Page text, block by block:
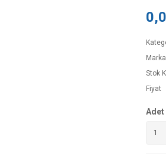
Marka
Stok
Fiyat
Adet